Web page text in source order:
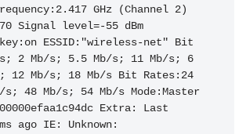
GHz (Channel 2)
Signal level=-55 dBm
ESSID:"wireless-net" Bit
s; 2 Mb/s; 5.5 Mb/s; 11 Mb/s; 6
12 Mb/s; 18 Mb/s Bit Rates:24
s; 48 Mb/s; 54 Mb/s Mode:Master
Extra: Last
ago IE: Unknown: